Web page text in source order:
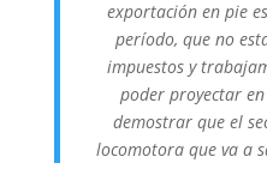
exportación en pie
período, que no
impuestos y
poder proyectar
demostrar que el
locomotora que va a